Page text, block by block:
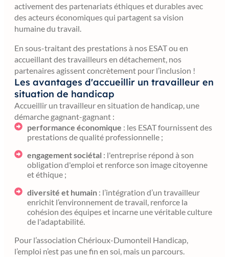
activement des partenariats éthiques et durables avec
des acteurs économiques qui partagent sa vision
humaine du travail.
En sous-traitant des prestations à nos ESAT ou en
accueillant des travailleurs en détachement, nos
partenaires agissent concrètement pour l’inclusion !
Les avantages d'accueillir un travailleur en
situation de handicap
Accueillir un travailleur en situation de handicap, une
démarche gagnant-gagnant :
performance économique : les ESAT fournissent des
prestations de qualité professionnelle ;
engagement sociétal : l'entreprise répond à son
obligation d'emploi et renforce son image citoyenne
et éthique ;
diversité et humain : l’intégration d’un travailleur
enrichit l’environnement de travail, renforce la
cohésion des équipes et incarne une véritable culture
de l'adaptabilité.
Pour l’association Chérioux-Dumonteil Handicap,
l’emploi n’est pas une fin en soi, mais un parcours.